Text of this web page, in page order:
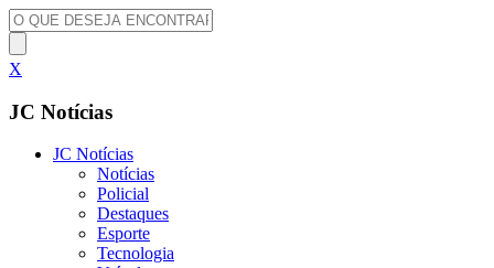
X
JC Notícias
JC Notícias
Notícias
Policial
Destaques
Esporte
Tecnologia